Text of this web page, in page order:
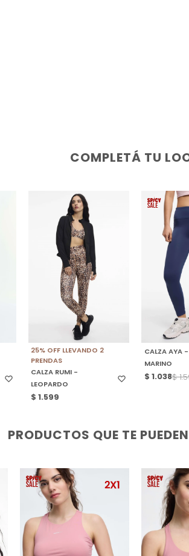
COMPLETÁ TU
SELECCIONAR TALLE
25% OFF LLEVANDO 2
PRENDAS
CALZA RUMI -
LEOPARDO
$ 1.599
CALZA AYA
MARINO
$ 1.038$
PRODUCTOS QUE TE